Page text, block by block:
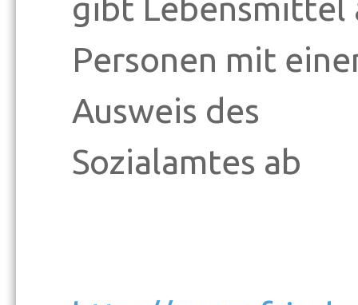
gibt Lebensmittel
Personen mit
Ausweis des
Sozialamtes ab